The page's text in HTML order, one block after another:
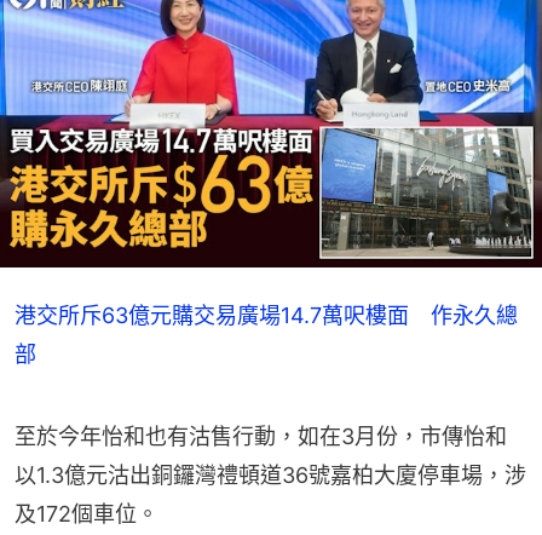
港交所斥63億元購交易廣場14.7萬呎樓面 作永久總
部
至於今年怡和也有沽售行動，如在3月份，市傳怡和
以1.3億元沽出銅鑼灣禮頓道36號嘉柏大廈停車場，涉
及172個車位。